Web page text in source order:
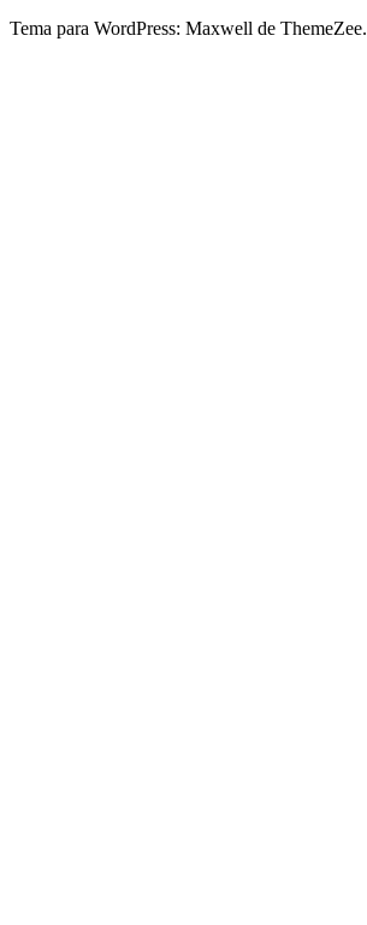
Tema para WordPress: Maxwell de ThemeZee.